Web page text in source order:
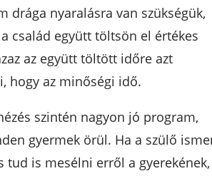
drága nyaralásra van szükségük,
család együtt töltsön el értékes
az együtt töltött időre azt
hogy az minőségi idő.
szintén nagyon jó program,
gyermek örül. Ha a szülő
tud is mesélni erről a gyerekének,